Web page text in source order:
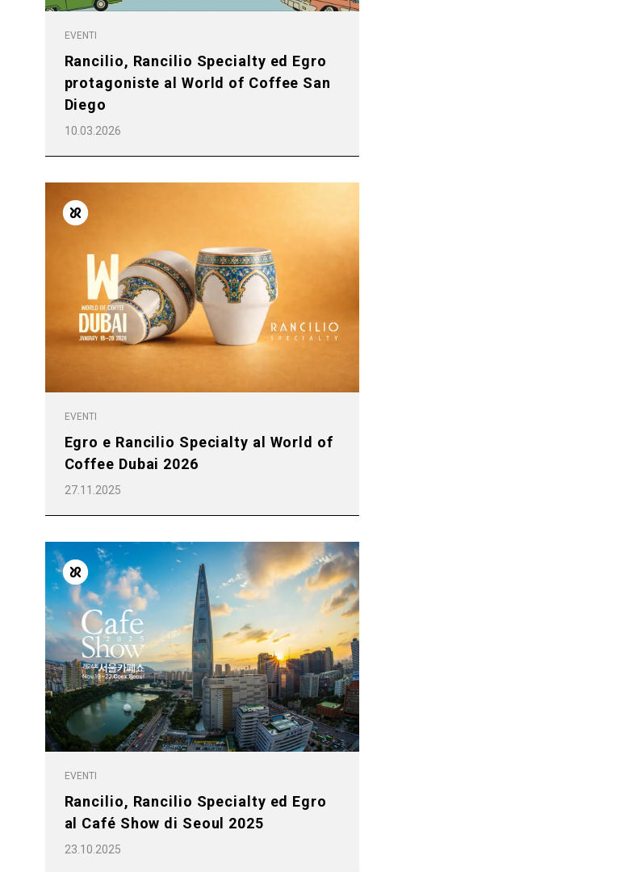
EVENTI
Rancilio, Rancilio Specialty ed Egro
protagoniste al World of Coffee San
Diego
10.03.2026
EVENTI
Egro e Rancilio Specialty al World of
Coffee Dubai 2026
27.11.2025
EVENTI
Rancilio, Rancilio Specialty ed Egro
al Café Show di Seoul 2025
23.10.2025
Tutti Prodotti